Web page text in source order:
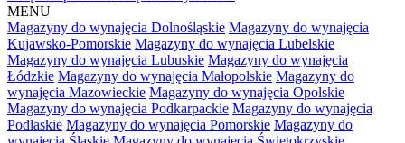
MENU
Magazyny do wynajęcia Dolnośląskie Magazyny do wynajęcia
Kujawsko-Pomorskie Magazyny do wynajęcia Lubelskie
Magazyny do wynajęcia Lubuskie Magazyny do wynajęcia
Łódzkie Magazyny do wynajęcia Małopolskie Magazyny do
wynajęcia Mazowieckie Magazyny do wynajęcia Opolskie
Magazyny do wynajęcia Podkarpackie Magazyny do wynajęcia
Podlaskie Magazyny do wynajęcia Pomorskie Magazyny do